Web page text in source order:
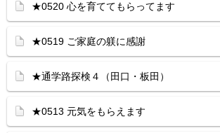
★0520 心を育ててもらってます
★0519 ご家庭の躾に感謝
★通学路探検４（田口・板田）
★0513 元気をもらえます